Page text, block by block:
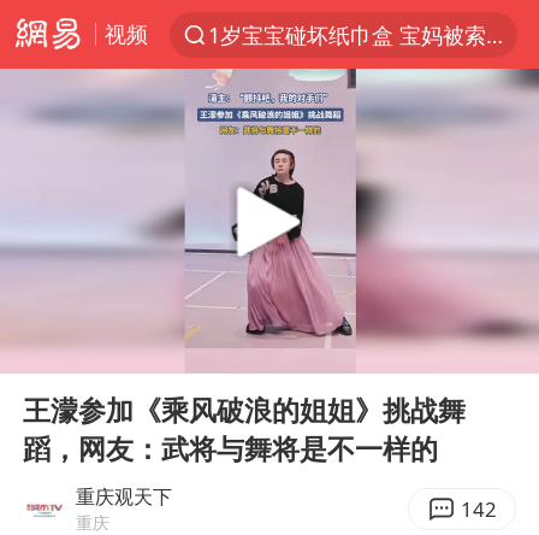
视频
1岁宝宝碰坏纸巾盒 宝妈被索赔924元
Meta被判支付5.67亿美元
阿根廷足协发文力挺因凡蒂诺
中国稀土盘中涨停
21楼高空抛物嫌疑人被拘留
Play
00:00 00:11
王濛参加《乘风破浪的姐姐》挑战舞
蹈，网友：武将与舞将是不一样的
重庆观天下
重庆 142